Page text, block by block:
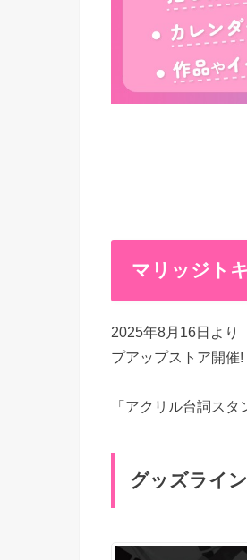
マリッジト
2025年8月16日より
プアップストア開催!
「アクリル台詞ス
グッズライ